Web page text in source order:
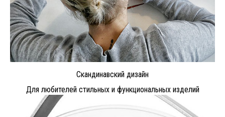
Скандинавский дизайн
Для любителей стильных и функциональных изделий